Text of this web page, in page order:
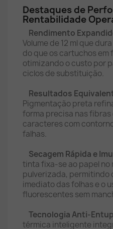
Destaques de
Rentabilidade
Rendimento
Volume de 12 ml que
do que os cartuchos
otimizando o custo por
ciclos de substituição.
Resultados
Pigmentação preta
forma precisa nas
caracteres com
falhas.
Secagem Rápida e
tinta fixa-se ao papel no
pulverizada, permitindo
imediato das folhas e o
fluorescentes sem
Tecnologia Anti-
térmica inteligente